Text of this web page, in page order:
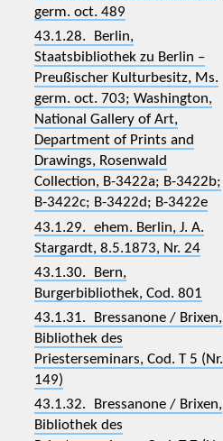
germ. oct. 489
43.1.28. Berlin,
Staatsbibliothek zu Berlin –
Preußischer Kulturbesitz, Ms.
germ. oct. 703; Washington,
National Gallery of Art,
Department of Prints and
Drawings, Rosenwald
Collection, B-3422a; B-3422b;
B-3422c; B-3422d; B-3422e
43.1.29. ehem. Berlin, J. A.
Stargardt, 8.5.1873, Nr. 24
43.1.30. Bern,
Burgerbibliothek, Cod. 801
43.1.31. Bressanone / Brixen,
Bibliothek des
Priesterseminars, Cod. T 5 (Nr.
149)
43.1.32. Bressanone / Brixen,
Bibliothek des